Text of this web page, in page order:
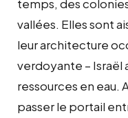
temps, des
vallées. Elles sont
leur architecture
verdoyante – Israël
ressources en eau.
passer le portail